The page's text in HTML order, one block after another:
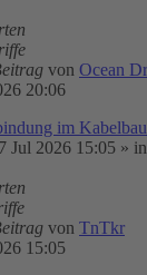
von Ocean
20:06
im
Jul 2026 15:05 » in
von TnTkr
15:05